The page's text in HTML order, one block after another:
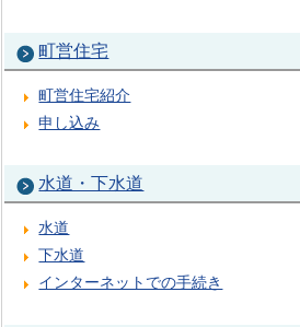
町営住宅
町営住宅紹介
申し込み
水道・下水道
水道
下水道
インターネットでの手続き